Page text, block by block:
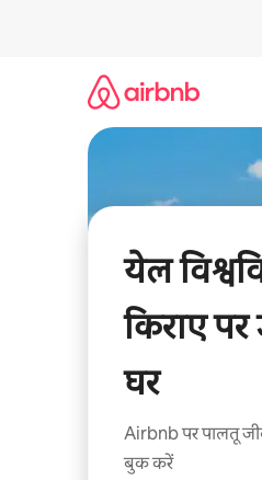
येल
किराए
घर
Airbnb पर पालतू
बुक करें